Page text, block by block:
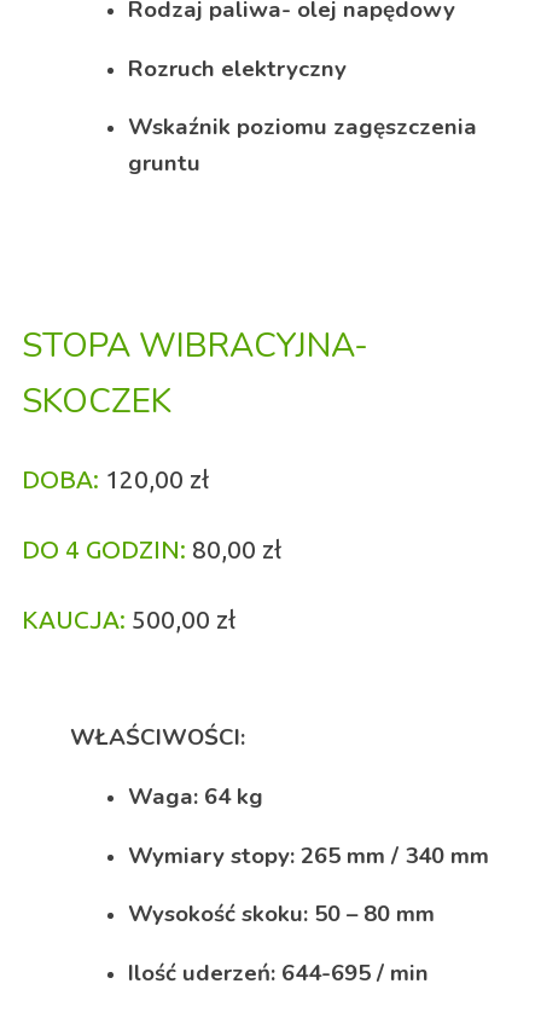
Rodzaj paliwa- olej napędowy
Rozruch elektryczny
Wskaźnik poziomu zagęszczenia
gruntu
STOPA WIBRACYJNA-
SKOCZEK
DOBA: 120,00 zł
DO 4 GODZIN: 80,00 zł
KAUCJA: 500,00 zł
WŁAŚCIWOŚCI:
Waga: 64 kg
Wymiary stopy: 265 mm / 340 mm
Wysokość skoku: 50 – 80 mm
Ilość uderzeń: 644-695 / min